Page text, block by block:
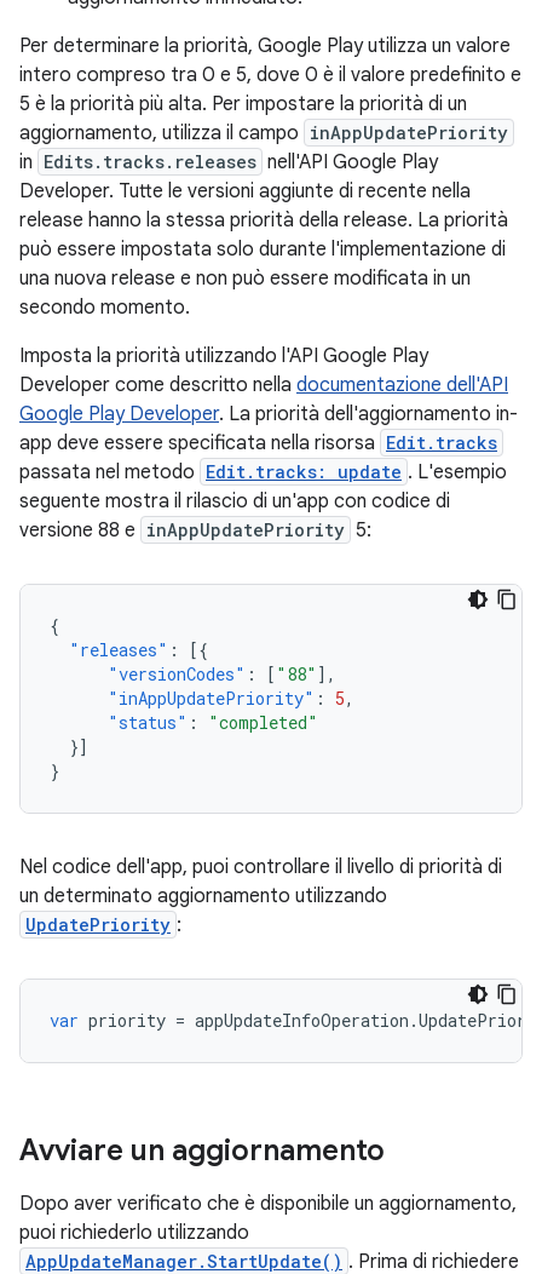
Per determinare la priorità, Google Play utilizza un valore
intero compreso tra 0 e 5, dove 0 è il valore predefinito e
5 è la priorità più alta. Per impostare la priorità di un
aggiornamento, utilizza il campo inAppUpdatePriority
in Edits.tracks.releases nell'API Google Play
Developer. Tutte le versioni aggiunte di recente nella
release hanno la stessa priorità della release. La priorità
può essere impostata solo durante l'implementazione di
una nuova release e non può essere modificata in un
secondo momento.
Imposta la priorità utilizzando l'API Google Play
Developer come descritto nella documentazione dell'API
Google Play Developer. La priorità dell'aggiornamento in-
app deve essere specificata nella risorsa Edit.tracks
passata nel metodo Edit.tracks: update . L'esempio
seguente mostra il rilascio di un'app con codice di
versione 88 e inAppUpdatePriority 5:
{
"releases" :
[{
"versionCodes" : [ "88" ],
"inAppUpdatePriority" : 5,
"status" :
"completed"
}]
}
Nel codice dell'app, puoi controllare il livello di priorità di
un determinato aggiornamento utilizzando
UpdatePriority :
var priority = appUpdateInfoOperation .
Avviare un aggiornamento
Dopo aver verificato che è disponibile un aggiornamento,
puoi richiederlo utilizzando
AppUpdateManager.StartUpdate() . Prima di richiedere